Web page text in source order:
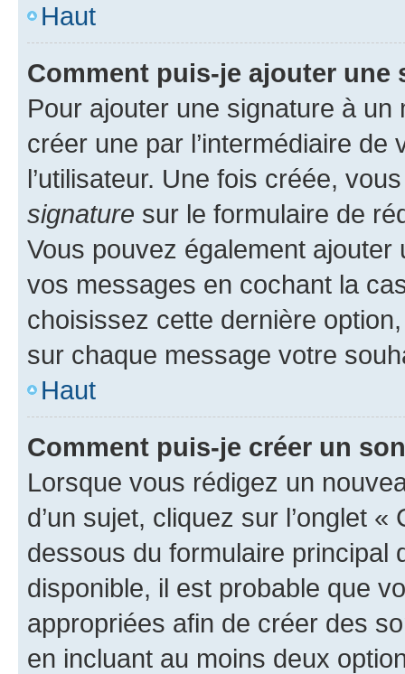
Haut
Comment puis-je ajouter une
Pour ajouter une signature à un
créer une par l’intermédiaire
l’utilisateur. Une fois créée,
signature sur le formulaire de
Vous pouvez également
vos messages en cochant la
choisissez cette dernière
sur chaque message votre
Haut
Comment puis-je créer un
Lorsque vous rédigez un
d’un sujet, cliquez sur l’onglet
dessous du formulaire principal
disponible, il est probable que
appropriées afin de créer des
en incluant au moins deux